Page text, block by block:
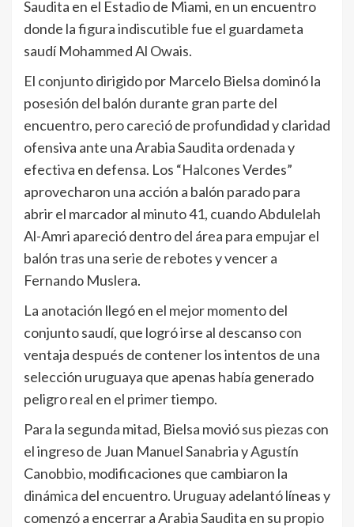
Saudita en el Estadio de Miami, en un encuentro
donde la figura indiscutible fue el guardameta
saudí Mohammed Al Owais.
El conjunto dirigido por Marcelo Bielsa dominó la
posesión del balón durante gran parte del
encuentro, pero careció de profundidad y claridad
ofensiva ante una Arabia Saudita ordenada y
efectiva en defensa. Los “Halcones Verdes”
aprovecharon una acción a balón parado para
abrir el marcador al minuto 41, cuando Abdulelah
Al-Amri apareció dentro del área para empujar el
balón tras una serie de rebotes y vencer a
Fernando Muslera.
La anotación llegó en el mejor momento del
conjunto saudí, que logró irse al descanso con
ventaja después de contener los intentos de una
selección uruguaya que apenas había generado
peligro real en el primer tiempo.
Para la segunda mitad, Bielsa movió sus piezas con
el ingreso de Juan Manuel Sanabria y Agustín
Canobbio, modificaciones que cambiaron la
dinámica del encuentro. Uruguay adelantó líneas y
comenzó a encerrar a Arabia Saudita en su propio